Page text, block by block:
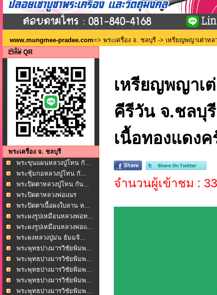
www.mungmee-pradee.com=> พระเครื่อง จ. ชลบุรี -> เหรียญพญาเต่าหล
ครับ
Line QR
พระเครื่อง จ. ชลบุรี
พระขุนแผนหลวงปู่โทน กั...
พระซุ้มกอหลวงปู่โทน กั...
พระปิดตาหลวงปู่โทน กัน...
พระปิดตาหลวงพ่อเณร
โพธ...พระปิดตาเนื้อผงใบลาน ห...
พระผงรูปเหมือนหลวงพ่อท...
พระผงรูปเหมือนหลวงพ่อแ...
พระผงหลวงปู่ม่น ธัมมจิ...
พระพุทธปางมารวิชัยพิมพ...
พระพุทธปางมารวิชัยพิมพ...
พระพุทธปางมารวิชัยพิมพ...
พระพุทธปางมารวิชัยพิมพ...
พระพุทธปางมารวิชัยพิมพ...
เหรียญพญาเ
คีรีวัน จ.ชลบุ
เนื้อทองแดงค
จำนวนผู้เข้าชม :